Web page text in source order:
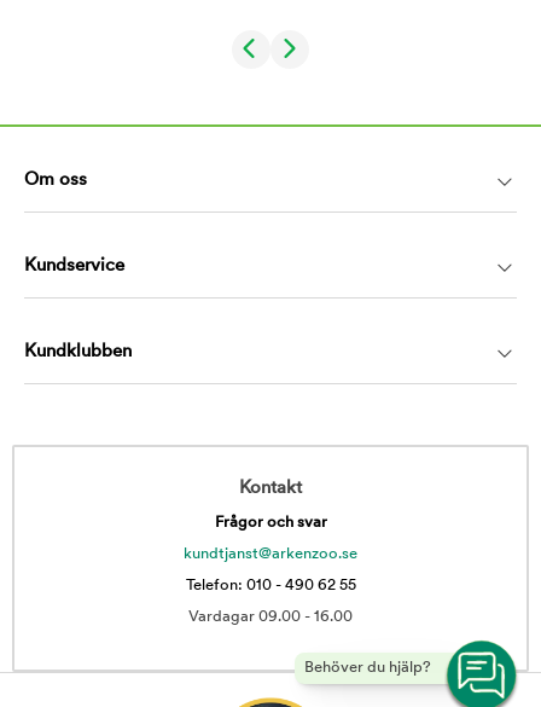
Behöver du hjälp?
Om oss
Kundservice
Kundklubben
Kontakt
Frågor och svar
kundtjanst@arkenzoo.se
Telefon: 010 - 490 62 55
Vardagar 09.00 - 16.00